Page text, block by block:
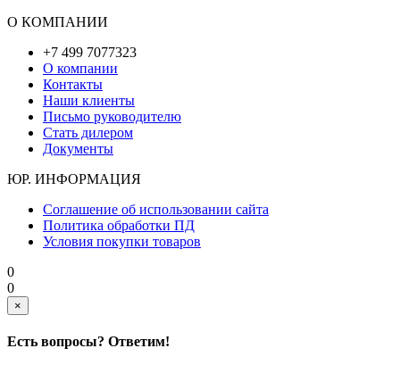
О КОМПАНИИ
+7 499 7077323
О компании
Контакты
Наши клиенты
Письмо руководителю
Стать дилером
Документы
ЮР. ИНФОРМАЦИЯ
Соглашение об использовании сайта
Политика обработки ПД
Условия покупки товаров
0
0
×
Есть вопросы? Ответим!